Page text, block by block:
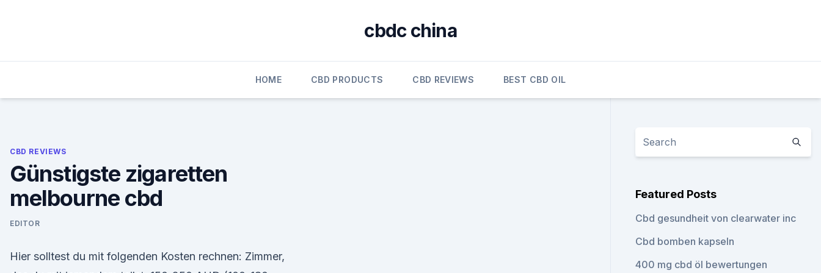
cbdc china
HOME CBD PRODUCTS CBD REVIEWS BEST CBD OIL
CBD REVIEWS
Günstigste zigaretten
melbourne cbd
EDITOR
Hier solltest du mit folgenden Kosten rechnen: Zimmer,
Featured Posts
Cbd gesundheit von clearwater inc
Cbd bomben kapseln
400 mg cbd öl bewertungen